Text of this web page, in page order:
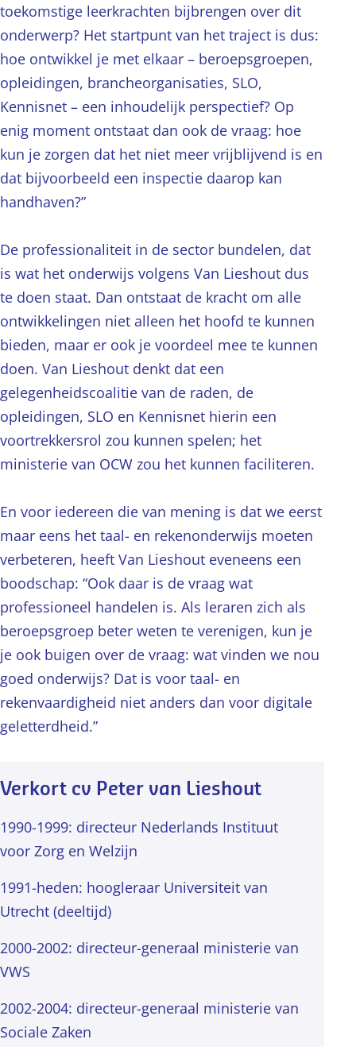
toekomstige leerkrachten bijbrengen over dit
onderwerp? Het startpunt van het traject is dus:
hoe ontwikkel je met elkaar – beroepsgroepen,
opleidingen, brancheorganisaties, SLO,
Kennisnet – een inhoudelijk perspectief? Op
enig moment ontstaat dan ook de vraag: hoe
kun je zorgen dat het niet meer vrijblijvend is en
dat bijvoorbeeld een inspectie daarop kan
handhaven?”
De professionaliteit in de sector bundelen, dat
is wat het onderwijs volgens Van Lieshout dus
te doen staat. Dan ontstaat de kracht om alle
ontwikkelingen niet alleen het hoofd te kunnen
bieden, maar er ook je voordeel mee te kunnen
doen. Van Lieshout denkt dat een
gelegenheidscoalitie van de raden, de
opleidingen, SLO en Kennisnet hierin een
voortrekkersrol zou kunnen spelen; het
ministerie van OCW zou het kunnen faciliteren.
En voor iedereen die van mening is dat we eerst
maar eens het taal- en rekenonderwijs moeten
verbeteren, heeft Van Lieshout eveneens een
boodschap: “Ook daar is de vraag wat
professioneel handelen is. Als leraren zich als
beroepsgroep beter weten te verenigen, kun je
je ook buigen over de vraag: wat vinden we nou
goed onderwijs? Dat is voor taal- en
rekenvaardigheid niet anders dan voor digitale
geletterdheid.”
Verkort cv Peter van Lieshout
1990-1999: directeur Nederlands Instituut
voor Zorg en Welzijn
1991-heden: hoogleraar Universiteit van
Utrecht (deeltijd)
2000-2002: directeur-generaal ministerie van
VWS
2002-2004: directeur-generaal ministerie van
Sociale Zaken